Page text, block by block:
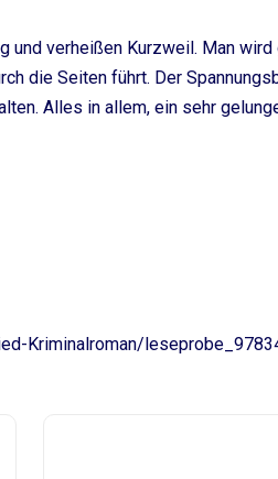
und verheißen Kurzweil. Man
die Seiten führt. Der
Alles in allem, ein sehr
Kriminalroman/